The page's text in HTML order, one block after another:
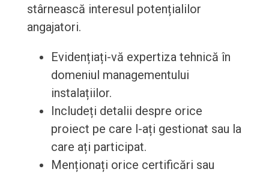
stârnească interesul potențialilor
angajatori.
Evidențiați-vă expertiza tehnică în
domeniul managementului
instalațiilor.
Includeți detalii despre orice
proiect pe care l-ați gestionat sau la
care ați participat.
Menționați orice certificări sau